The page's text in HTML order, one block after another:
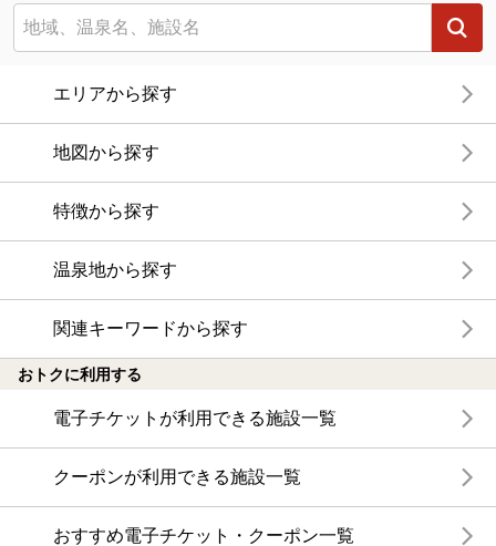
エリアから探す
地図から探す
特徴から探す
温泉地から探す
関連キーワードから探す
おトクに利用する
電子チケットが利用できる施設一覧
クーポンが利用できる施設一覧
おすすめ電子チケット・クーポン一覧